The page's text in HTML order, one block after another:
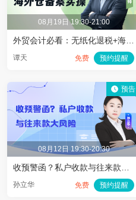
08月19日 19:30-21:00
谭天 免费 预约提醒
08月12日 19:30-20:30
孙立华 免费 预约提醒
预告